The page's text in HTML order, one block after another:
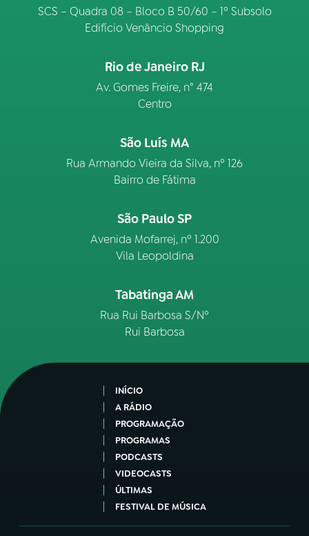
SCS – Quadra 08 – Bloco B 50/60 – 1º Subsolo
Edifício Venâncio Shopping
Rio de Janeiro RJ
Av. Gomes Freire, n° 474
Centro
São Luís MA
Rua Armando Vieira da Silva, nº 126
Bairro de Fátima
São Paulo SP
Avenida Mofarrej, nº 1.200
Vila Leopoldina
Tabatinga AM
Rua Rui Barbosa S/Nº
Rui Barbosa
INÍCIO
A RÁDIO
PROGRAMAÇÃO
PROGRAMAS
PODCASTS
VIDEOCASTS
ÚLTIMAS
FESTIVAL DE MÚSICA